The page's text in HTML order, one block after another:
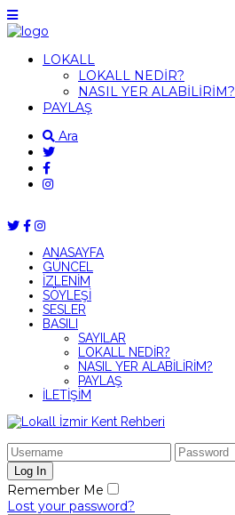
LOKALL
LOKALL NEDİR?
NASIL YER ALABİLİRİM?
PAYLAŞ
Ara
ANASAYFA
GÜNCEL
İZLENİM
SÖYLEŞİ
SESLER
BASILI
SAYILAR
LOKALL NEDİR?
NASIL YER ALABİLİRİM?
PAYLAŞ
İLETİŞİM
Remember Me
Lost your password?